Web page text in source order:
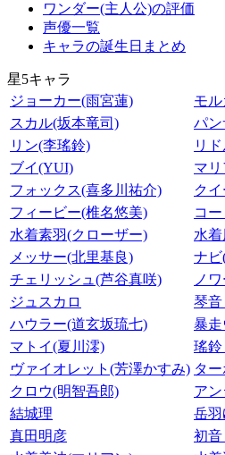
ワンダー(主人公)の評価
声優一覧
キャラの誕生日まとめ
星5キャラ
ジョーカー(雨宮蓮)
モ
スカル(坂本竜司)
パ
リン(李瑤鈴)
リ
ブイ(YUI)
マ
フォックス(喜多川祐介)
ク
フィービー(椎名悠美)
コ
水着素羽(クローザー)
水
メッサー(北里基良)
ナビ
チェリッシュ(芦谷真咲)
ノ
ジュスカロ
琴音
ハウラー(道玄坂琉七)
暴
マトイ(夏川澪)
瑤鈴
ヴァイオレット(芳澤かすみ) タ
クロウ(明智吾郎)
ア
結城理
岳羽
真田明彦
初音